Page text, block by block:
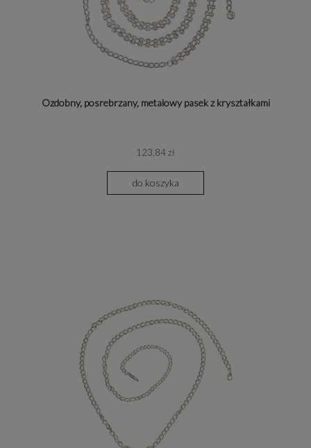
Ozdobny, posrebrzany, metalowy pasek z kryształkami
123,84 zł
do koszyka